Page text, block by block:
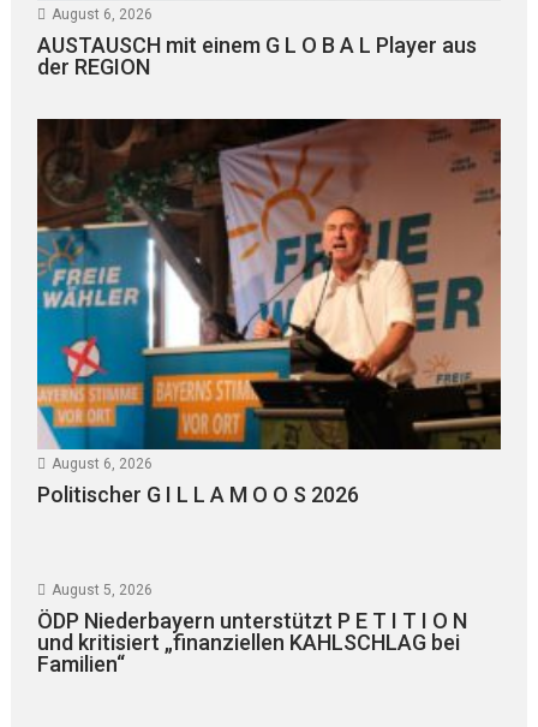
August 6, 2026
AUSTAUSCH mit einem G L O B A L Player aus
der REGION
August 6, 2026
Politischer G I L L A M O O S 2026
August 5, 2026
ÖDP Niederbayern unterstützt P E T I T I O N
und kritisiert „finanziellen KAHLSCHLAG bei
Familien“